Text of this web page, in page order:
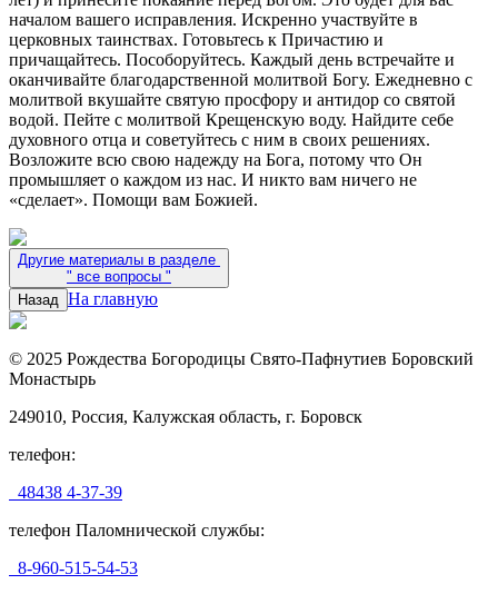
началом вашего исправления. Искренно участвуйте в
церковных таинствах. Готовьтесь к Причастию и
причащайтесь. Пособоруйтесь. Каждый день встречайте и
оканчивайте благодарственной молитвой Богу. Ежедневно с
молитвой вкушайте святую просфору и антидор со святой
водой. Пейте с молитвой Крещенскую воду. Найдите себе
духовного отца и советуйтесь с ним в своих решениях.
Возложите всю свою надежду на Бога, потому что Он
промышляет о каждом из нас. И никто вам ничего не
«сделает». Помощи вам Божией.
Другие материалы в разделе
" все вопросы "
Назад На главную
© 2025 Рождества Богородицы Свято-Пафнутиев Боровский
Монастырь
249010, Россия, Калужская область, г. Боровск
телефон:
48438 4-37-39
телефон Паломнической службы:
8-960-515-54-53